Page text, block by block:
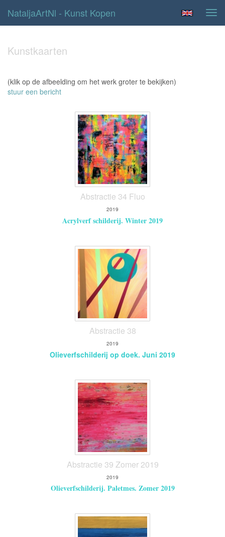
NataljaArtNl - Kunst Kopen
Kunstkaarten
(klik op de afbeelding om het werk groter te bekijken)
stuur een bericht
Abstractie 34 Fluo
2019
Acrylverf schilderij. Winter 2019
Abstractie 38
2019
Olieverfschilderij op doek. Juni 2019
Abstractie 39 Zomer 2019
2019
Olieverfschilderij. Paletmes. Zomer 2019